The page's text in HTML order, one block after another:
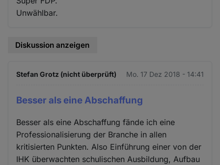
Unwählbar.
Diskussion anzeigen
Stefan Grotz (nicht überprüft) Mo. 17 Dez 2018 - 14:41
Besser als eine Abschaffung
Besser als eine Abschaffung fände ich eine
Professionalisierung der Branche in allen
kritisierten Punkten. Also Einführung einer von der
IHK überwachten schulischen Ausbildung, Aufbau